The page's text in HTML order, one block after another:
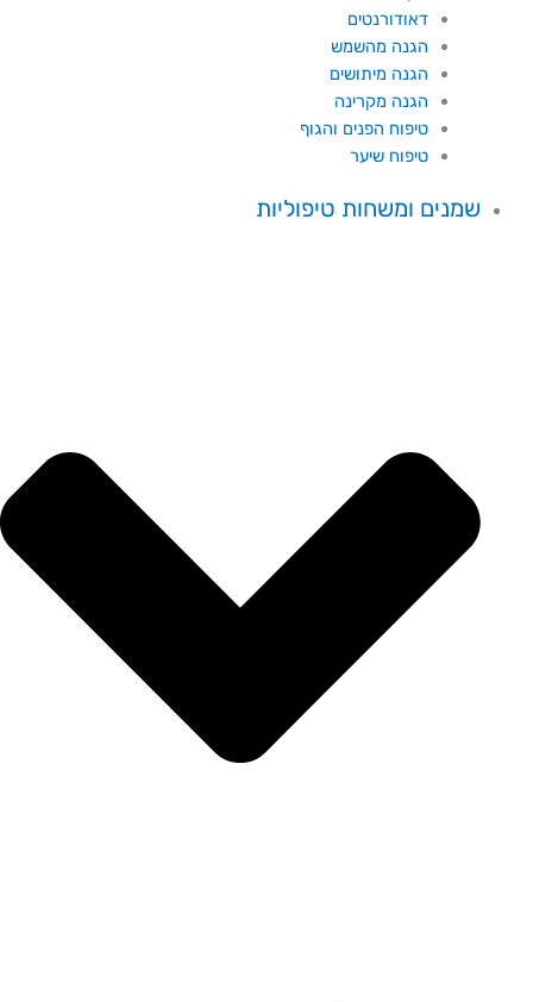
דאודורנטים
הגנה מהשמש
הגנה מיתושים
הגנה מקרינה
טיפוח הפנים והגוף
טיפוח שיער
שמנים ומשחות טיפוליות